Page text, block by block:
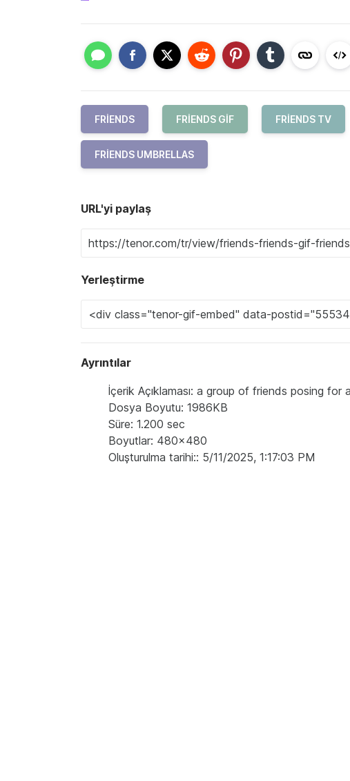
FRIENDS FRIENDS GIF FRIENDS TV
FRIENDS UMBRELLAS
URL'yi paylaş
Yerleştirme
Ayrıntılar
İçerik Açıklaması: a group of friends posing
Dosya Boyutu: 1986KB
Süre: 1.200 sec
Boyutlar: 480x480
Oluşturulma tarihi:: 5/11/2025, 1:17:03 PM